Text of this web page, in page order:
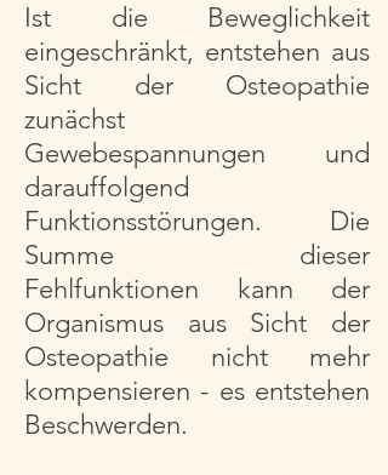
Ist die Beweglichkeit
eingeschränkt, entstehen aus
Sicht der Osteopathie
zunächst
Gewebespannungen und
darauffolgend
Funktionsstörungen. Die
Summe dieser
Fehlfunktionen kann der
Organismus aus Sicht der
Osteopathie nicht mehr
kompensieren - es entstehen
Beschwerden.